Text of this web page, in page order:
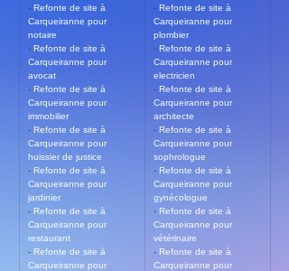
- Refonte de site à
Carqueiranne pour
notaire
- Refonte de site à
Carqueiranne pour
avocat
- Refonte de site à
Carqueiranne pour
immobilier
- Refonte de site à
Carqueiranne pour
huissier de justice
- Refonte de site à
Carqueiranne pour
jardinier
- Refonte de site à
Carqueiranne pour
restaurant
- Refonte de site à
Carqueiranne pour
- Refonte de site à
Carqueiranne pour
plombier
- Refonte de site à
Carqueiranne pour
electricien
- Refonte de site à
Carqueiranne pour
architecte
- Refonte de site à
Carqueiranne pour
sophrologue
- Refonte de site à
Carqueiranne pour
gynécologue
- Refonte de site à
Carqueiranne pour
vétérinaire
- Refonte de site à
Carqueiranne pour